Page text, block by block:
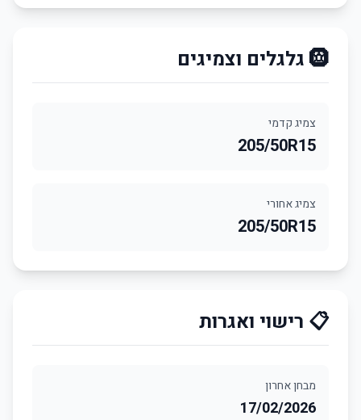
🛞 גלגלים וצמיגים
צמיג קדמי
205/50R15
צמיג אחורי
205/50R15
📋 רישוי ואגרות
מבחן אחרון
17/02/2026